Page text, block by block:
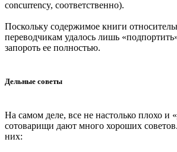
concurrency, соответственно).
Поскольку содержимое книги
переводчикам удалось лишь
запороть ее полностью.
Дельные советы
На самом деле, все не настолько плохо и
сотоварищи дают много хороших
них: